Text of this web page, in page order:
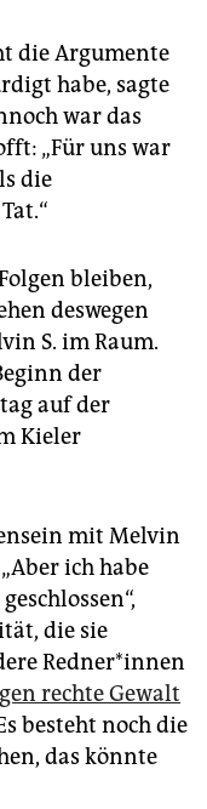
die Argumente
habe, sagte
war das
„Für uns war
die
bleiben,
deswegen
S. im Raum.
der
auf der
Kieler
mit Melvin
ich habe
die sie
Red­ne­r*in­nen
rechte Gewalt
besteht noch die
das könnte